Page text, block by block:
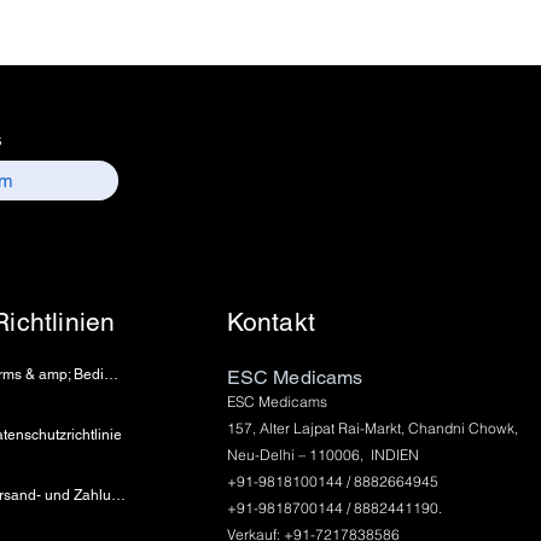
110006.
details :
sales01@escmedicams.com
Terms & amp; Bedingungen
Versand- und Zahlungsinformationen
Kontakt
ESC Medicams
ESC Medicams
157, Alter Lajpat Rai-Markt, Chandni Chowk,
Neu-Delhi – 110006, INDIEN
+91-9818100144 / 8882664945
+91-9818700144 / 8882441190.
Verkauf: +91-7217838586